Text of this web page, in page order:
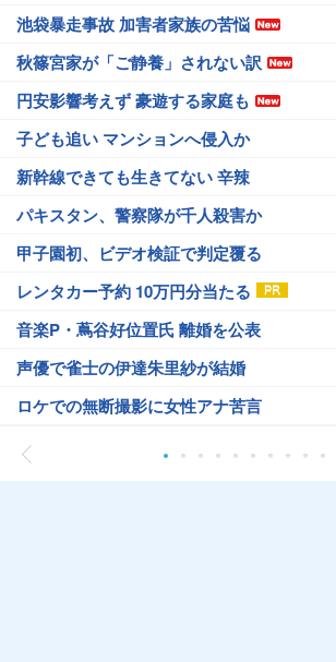
池袋暴走事故 加害者家族の苦悩
秋篠宮家が「ご静養」されない訳
円安影響考えず 豪遊する家庭も
子ども追い マンションへ侵入か
新幹線できても生きてない 辛辣
パキスタン、警察隊が千人殺害か
甲子園初、ビデオ検証で判定覆る
レンタカー予約 10万円分当たる
音楽P・蔦谷好位置氏 離婚を公表
声優で雀士の伊達朱里紗が結婚
ロケでの無断撮影に女性アナ苦言